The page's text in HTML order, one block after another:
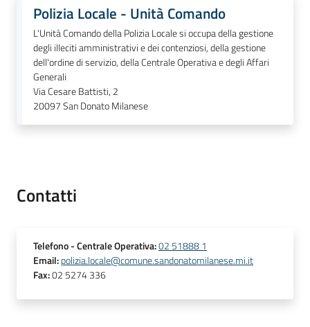
Polizia Locale - Unità Comando
L'Unità Comando della Polizia Locale si occupa della gestione
degli illeciti amministrativi e dei contenziosi, della gestione
dell'ordine di servizio, della Centrale Operativa e degli Affari
Generali
Via Cesare Battisti, 2
20097San Donato Milanese
Contatti
Telefono- Centrale Operativa:02 51888 1
Email:polizia.locale@comune.sandonatomilanese.mi.it
Fax:02 5274 336